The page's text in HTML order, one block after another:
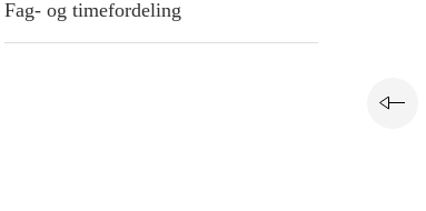
Fag- og timefordeling